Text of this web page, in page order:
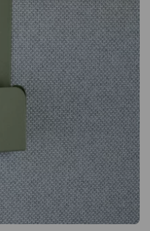
zwei Füße und ist speziell für
praktische Lösung, um
zu
die Alumi Stellwände von
wahlweise mit Rollen
Passend
Stellfußhöhe: 3 cm vom
2 Beine pro Set